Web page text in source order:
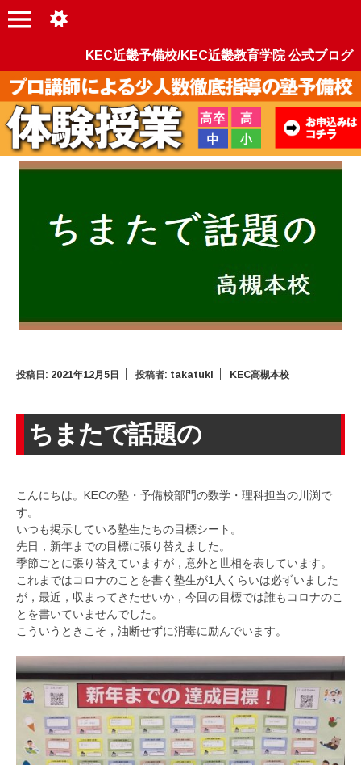
KEC近畿予備校/KEC近畿教育学院 公式ブログ
投稿日: 2021年12月5日 投稿者: takatuki KEC高槻本校
ちまたで話題の
こんにちは。KECの塾・予備校部門の数学・理科担当の川渕で
す。
いつも掲示している塾生たちの目標シート。
先日，新年までの目標に張り替えました。
季節ごとに張り替えていますが，意外と世相を表しています。
これまではコロナのことを書く塾生が1人くらいは必ずいました
が，最近，収まってきたせいか，今回の目標では誰もコロナのこ
とを書いていませんでした。
こういうときこそ，油断せずに消毒に励んでいます。